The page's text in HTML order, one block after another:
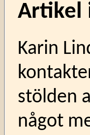
Artikel
Karin
stölden
något